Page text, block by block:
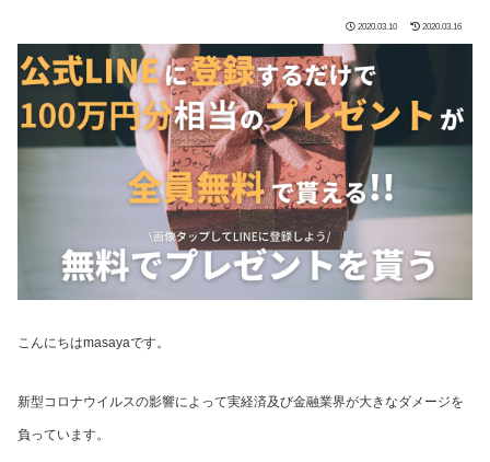
2020.03.10 2020.03.16
こんにちはmasayaです。
新型コロナウイルスの影響によって実経済及び金融業界が大きなダメージを
負っています。